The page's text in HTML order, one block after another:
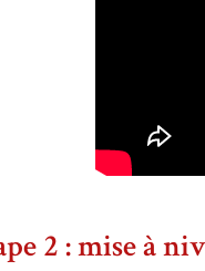
2 : mise à